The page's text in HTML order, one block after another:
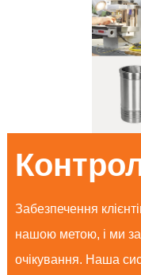
Забезпечення
нашою метою, і ми
очікування. Наша